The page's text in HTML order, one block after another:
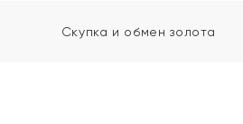
Скупка и обмен золота